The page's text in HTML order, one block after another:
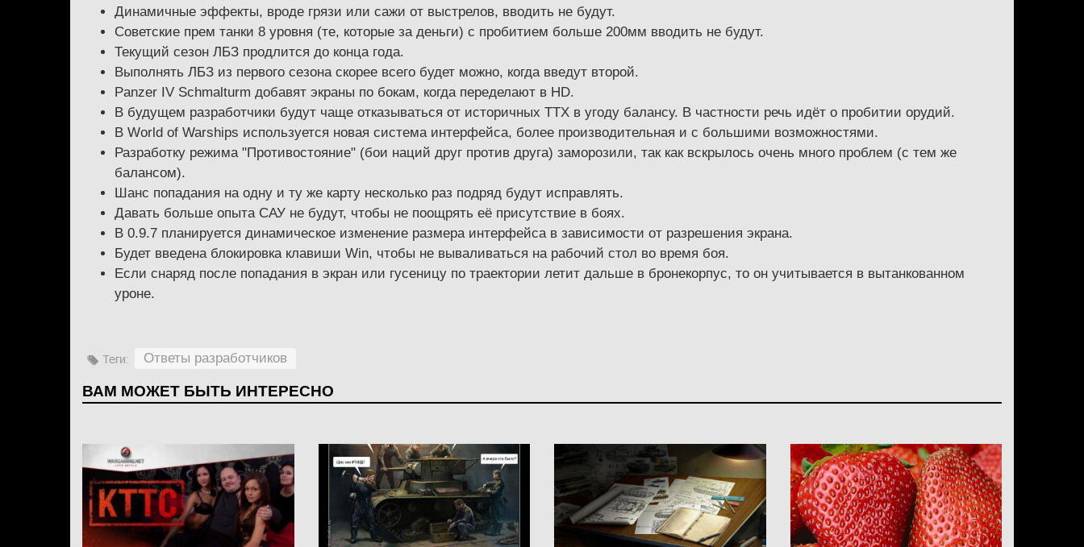
Динамичные эффекты, вроде грязи или сажи от выстрелов, вводить не будут.
Советские прем танки 8 уровня (те, которые за деньги) с пробитием больше 200мм вводить не будут.
Текущий сезон ЛБЗ продлится до конца года.
Выполнять ЛБЗ из первого сезона скорее всего будет можно, когда введут второй.
Panzer IV Schmalturm добавят экраны по бокам, когда переделают в HD.
В будущем разработчики будут чаще отказываться от историчных ТТХ в угоду балансу. В частности речь идёт о пробитии орудий.
В World of Warships используется новая система интерфейса, более производительная и с большими возможностями.
Разработку режима "Противостояние" (бои наций друг против друга) заморозили, так как вскрылось очень много проблем (с тем же
балансом).
Шанс попадания на одну и ту же карту несколько раз подряд будут исправлять.
Давать больше опыта САУ не будут, чтобы не поощрять её присутствие в боях.
В 0.9.7 планируется динамическое изменение размера интерфейса в зависимости от разрешения экрана.
Будет введена блокировка клавиши Win, чтобы не вываливаться на рабочий стол во время боя.
Если снаряд после попадания в экран или гусеницу по траектории летит дальше в бронекорпус, то он учитывается в вытанкованном
уроне.
Ответы разработчиков
ВАМ МОЖЕТ БЫТЬ ИНТЕРЕСНО